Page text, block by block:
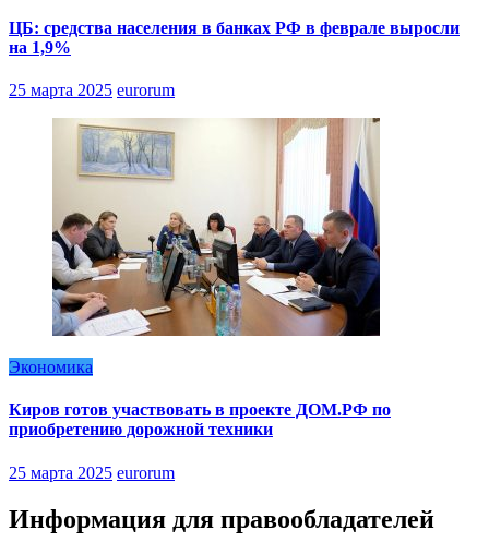
ЦБ: средства населения в банках РФ в феврале выросли
на 1,9%
25 марта 2025 eurorum
Экономика
Киров готов участвовать в проекте ДОМ.РФ по
приобретению дорожной техники
25 марта 2025 eurorum
Информация для правообладателей